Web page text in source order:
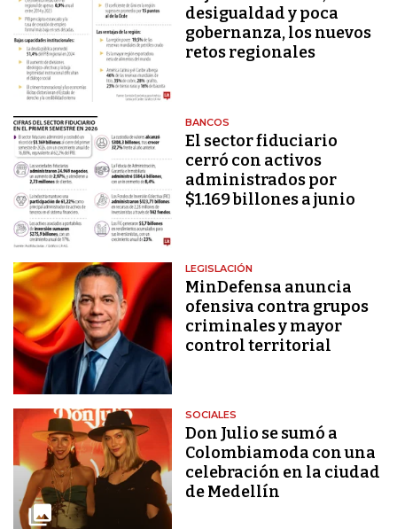
desigualdad y poca
gobernanza, los nuevos
retos regionales
BANCOS
El sector fiduciario
cerró con activos
administrados por
$1.169 billones a junio
LEGISLACIÓN
MinDefensa anuncia
ofensiva contra grupos
criminales y mayor
control territorial
SOCIALES
Don Julio se sumó a
Colombiamoda con una
celebración en la ciudad
de Medellín